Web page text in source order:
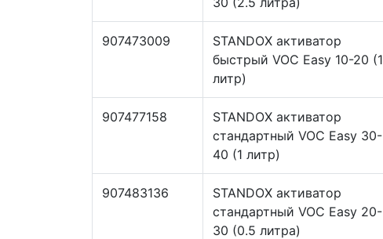
907473009
STANDOX активатор
быстрый VOC Easy 10-20 (1
литр)
907477158
STANDOX активатор
стандартный VOC Easy 30-
40 (1 литр)
907483136
STANDOX активатор
стандартный VOC Easy 20-
30 (0.5 литра)